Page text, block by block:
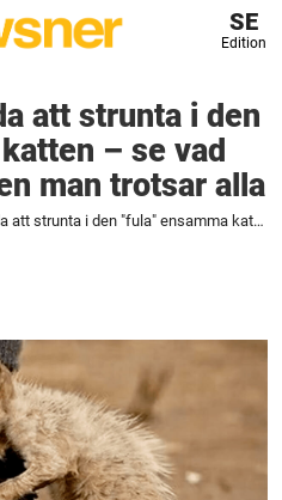
SE
Edition
att strunta i den
– se vad
man trotsar alla
Folk blev tillsagda att strunta i den "fula" ensamma katten – se vad som händer när en man trotsar alla